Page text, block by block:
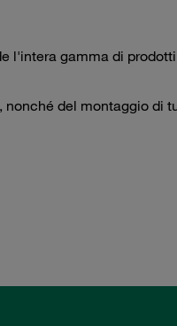
l'intera gamma di prodotti
del montaggio di